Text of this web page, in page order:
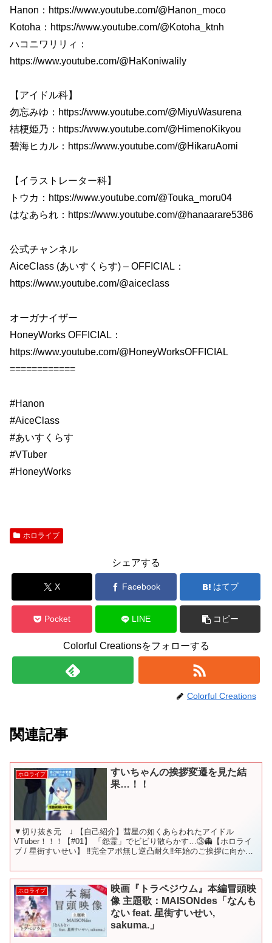
Hanon：https://www.youtube.com/@Hanon_moco
Kotoha：https://www.youtube.com/@Kotoha_ktnh
ハコニワリリィ：
https://www.youtube.com/@HaKoniwalily
【アイドル科】
勿忘みゆ：https://www.youtube.com/@MiyuWasurena
桔梗姫乃：https://www.youtube.com/@HimenoKikyou
碧海ヒカル：https://www.youtube.com/@HikaruAomi
【イラストレーター科】
トウカ：https://www.youtube.com/@Touka_moru04
はなあられ：https://www.youtube.com/@hanaarare5386
公式チャンネル
AiceClass (あいすくらす) – OFFICIAL：
https://www.youtube.com/@aiceclass
オーガナイザー
HoneyWorks OFFICIAL：
https://www.youtube.com/@HoneyWorksOFFICIAL
============
#Hanon
#AiceClass
#あいすくらす
#VTuber
#HoneyWorks
ホロライブ
シェアする
X Facebook はてブ
Pocket LINE コピー
Colorful Creationsをフォローする
Colorful Creations
関連記事
ホロライブ
すいちゃんの挨拶変遷を見た結
果…！！
▼切り抜き元 ↓ 【自己紹介】彗星の如くあらわれたアイドル
VTuber！！！【#01】 「怨霊」でビビり散らかす…③👻【ホロライ
ブ / 星街すいせい】 ‼完全アポ無し逆凸耐久‼年始のご挨拶に向かう
ホロライブ
映画『トラペジウム』本編冒頭映
像 主題歌：MAISONdes「なんも
ない feat. 星街すいせい,
sakuma.」